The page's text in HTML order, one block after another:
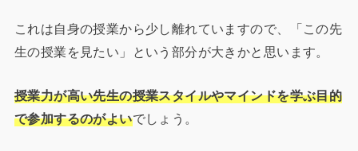
これは自身の授業から少し離れていますので、「この先
生の授業を見たい」という部分が大きかと思います。
授業力が高い先生の授業スタイルやマインドを学ぶ目的
で参加するのがよいでしょう。